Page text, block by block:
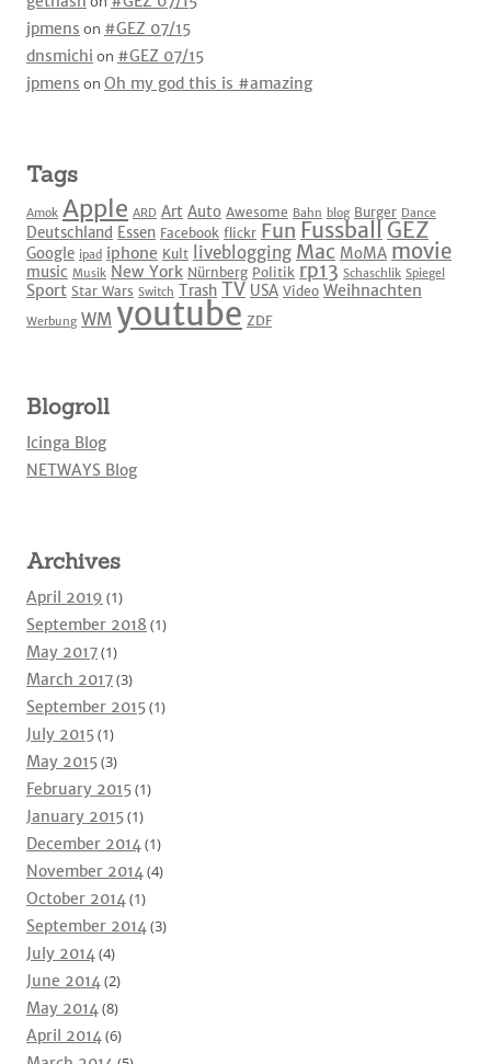
jpmens on #GEZ 07/15
dnsmichi on #GEZ 07/15
jpmens on Oh my god this is #amazing
Tags
Amok Apple ARD Art Auto Awesome Bahn blog Burger Dance
Deutschland Essen Facebook flickr Fun Fussball GEZ
Google ipad iphone Kult liveblogging Mac MoMA movie
music Musik New York Nürnberg Politik rp13 Schaschlik Spiegel
Sport Star Wars Switch Trash TV USA Video Weihnachten
Werbung WM youtube ZDF
Blogroll
Icinga Blog
NETWAYS Blog
Archives
April 2019 (1)
September 2018 (1)
May 2017(1)
March 2017(3)
September 2015(1)
July 2015(1)
May 2015(3)
February 2015(1)
January 2015(1)
December 2014(1)
November 2014(4)
October 2014(1)
September 2014(3)
July 2014(4)
June 2014(2)
May 2014(8)
April 2014(6)